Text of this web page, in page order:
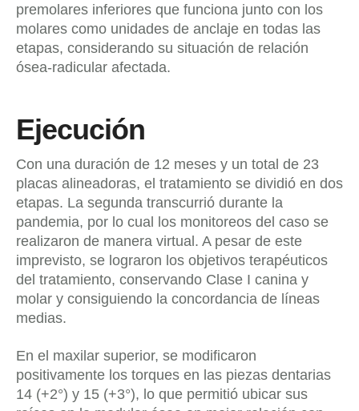
premolares inferiores que funciona junto con los
molares como unidades de anclaje en todas las
etapas, considerando su situación de relación
ósea-radicular afectada.
Ejecución
Con una duración de 12 meses y un total de 23
placas alineadoras, el tratamiento se dividió en dos
etapas. La segunda transcurrió durante la
pandemia, por lo cual los monitoreos del caso se
realizaron de manera virtual. A pesar de este
imprevisto, se lograron los objetivos terapéuticos
del tratamiento, conservando Clase I canina y
molar y consiguiendo la concordancia de líneas
medias.
En el maxilar superior, se modificaron
positivamente los torques en las piezas dentarias
14 (+2°) y 15 (+3°), lo que permitió ubicar sus